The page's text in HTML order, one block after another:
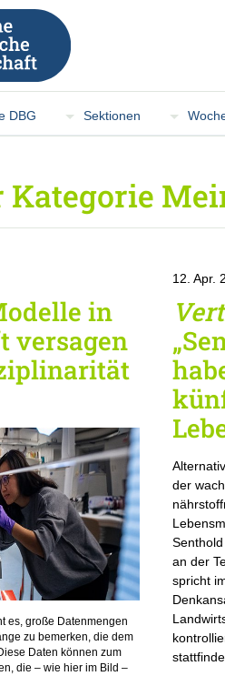
DBG Sektionen
in
versagen
es, große Datenmengen
zu bemerken, die dem
Daten können zum
die – wie hier im Bild –
12. Apr.
der
an der
spricht